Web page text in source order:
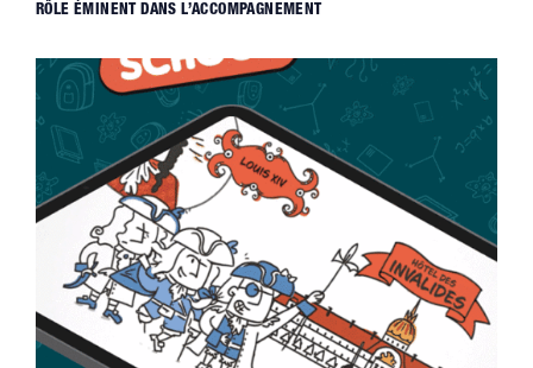
RÔLE ÉMINENT DANS L’ACCOMPAGNEMENT